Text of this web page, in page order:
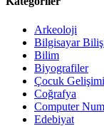
Arkeoloji
Bilgisayar
Bilim
Biyografiler
Çocuk Gelişimi
Coğrafya
Computer
Edebiyat